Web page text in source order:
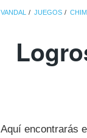
VANDAL JUEGOS
Aquí encontrarás